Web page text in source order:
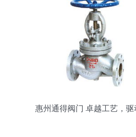
惠州通得阀门 卓越工艺，